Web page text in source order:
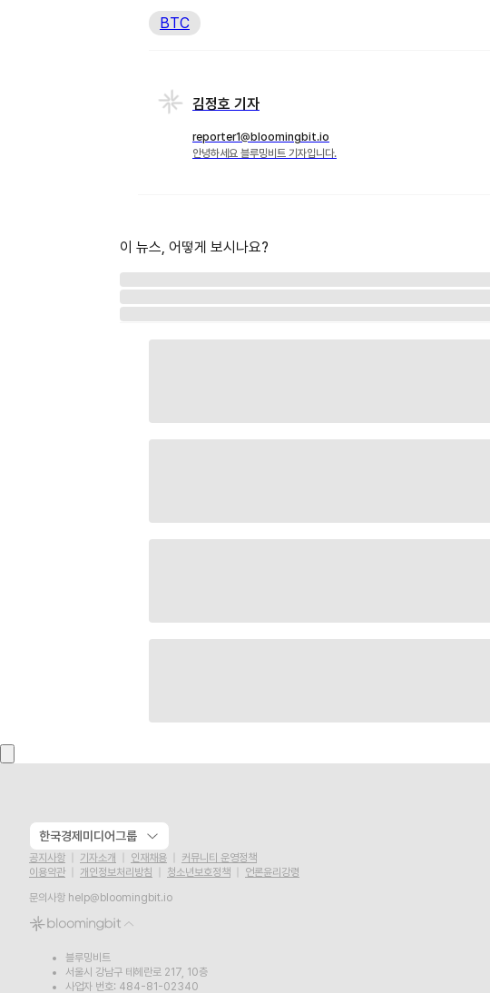
BTC
김정호 기자
reporter1@bloomingbit.io
안녕하세요 블루밍비트 기자입니다.
이 뉴스, 어떻게 보시나요?
한국경제미디어그룹
공지사항 기자소개 인재채용
커뮤니티 운영정책
이용약관
개인정보처리방침 청소년보호정책
언론윤리강령
문의사항 help@bloomingbit.io
블루밍비트
서울시 강남구 테헤란로 217, 10층
사업자 번호: 484-81-02340